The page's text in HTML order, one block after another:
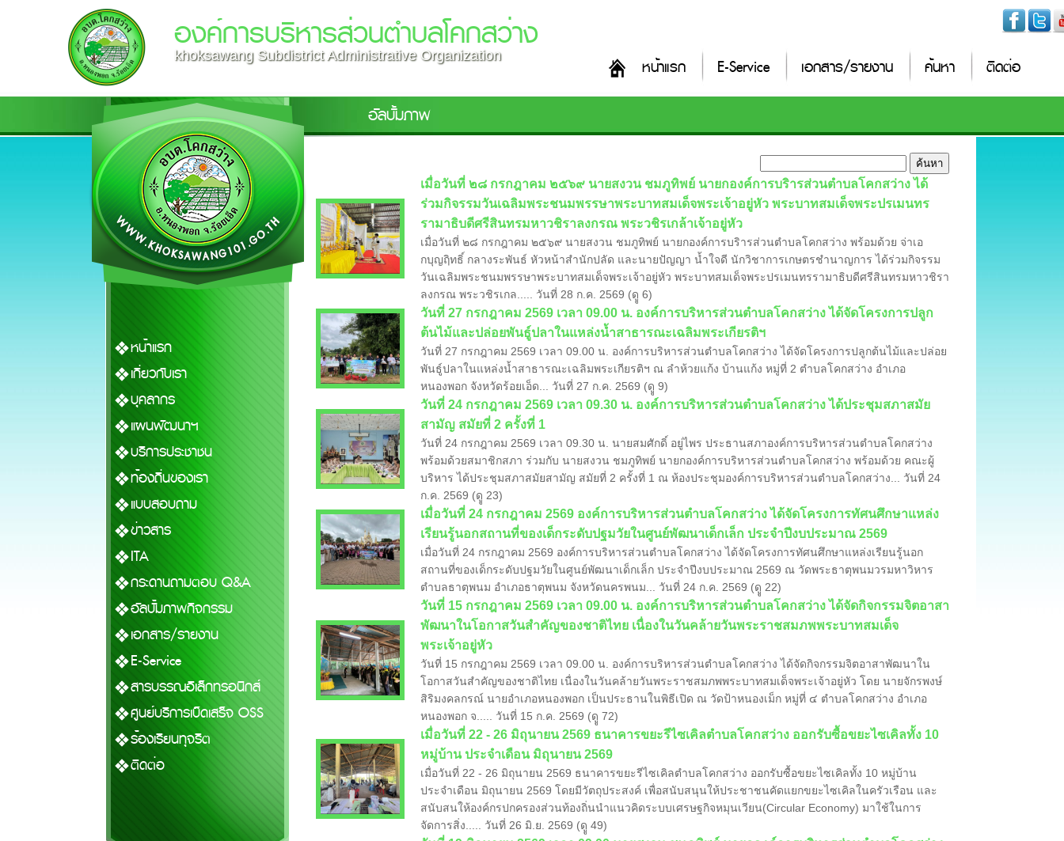
องค์การบริหารส่วนตำบลโคกสว่าง
khoksawang Subdistrict Administrative Organization
หน้าแรก E-Service เอกสาร/รายงาน ค้นหา ติดต่อ
อัลบั้มภาพ
หน้าแรก
เกี่ยวกับเรา
บุคลากร
แผนพัฒนาฯ
บริการประชาชน
ท้องถิ่นของเรา
แบบสอบถาม
ข่าวสาร
ITA
กระดานถามตอบ Q&A
อัลบั้มภาพกิจกรรม
เอกสาร/รายงาน
E-Service
สารบรรณอิเล็กทรอนิกส์
ศูนย์บริการเบ็ดเสร็จ OSS
ร้องเรียนทุจริต
ติดต่อ
เมื่อวันที่ ๒๘ กรกฎาคม ๒๕๖๙ นายสงวน ชมภูทิพย์ นายกองค์การบริารส่วนตำบลโคกสว่าง ได้
ร่วมกิจรรมวันเฉลิมพระชนมพรรษาพระบาทสมเด็จพระเจ้าอยู่หัว พระบาทสมเด็จพระปรเมนทร
รามาธิบดีศรีสินทรมหาวชิราลงกรณ พระวชิรเกล้าเจ้าอยู่หัว
เมื่อวันที่ ๒๘ กรกฎาคม ๒๕๖๙ นายสงวน ชมภูทิพย์ นายกองค์การบริารส่วนตำบลโคกสว่าง พร้อมด้วย จ่าเอ
กบุญฤิทธิ์ กลางระพันธ์ หัวหน้าสำนักปลัด และนายปัญญา น้ำใจดี นักวิชาการเกษตรชำนาญการ ได้ร่วมกิจรรม
วันเฉลิมพระชนมพรรษาพระบาทสมเด็จพระเจ้าอยู่หัว พระบาทสมเด็จพระปรเมนทรรามาธิบดีศรีสินทรมหาวชิรา
ลงกรณ พระวชิรเกล..... วันที่ 28 ก.ค. 2569 (ดูู 6)
​วันที่ 27 กรกฎาคม 2569 เวลา 09.00 น. องค์การบริหารส่วนตำบลโคกสว่าง ได้จัดโครงการปลูก
ต้นไม้และปล่อยพันธู์ปลาในแหล่งน้ำสาธารณะเฉลิมพระเกียรติฯ
วันที่ 27 กรกฎาคม 2569 เวลา 09.00 น. องค์การบริหารส่วนตำบลโคกสว่าง ได้จัดโครงการปลูกต้นไม้และปล่อย
พันธู์ปลาในแหล่งน้ำสาธารณะเฉลิมพระเกียรติฯ ณ ลำห้วยแก้ง บ้านแก้ง หมู่ที่ 2 ตำบลโคกสว่าง อำเภอ
หนองพอก จังหวัดร้อยเอ็ด... วันที่ 27 ก.ค. 2569 (ดูู 9)
​วันที่ 24 กรกฎาคม 2569 เวลา 09.30 น. องค์การบริหารส่วนตำบลโคกสว่าง ได้ประชุมสภาสมัย
สามัญ สมัยที่ 2 ครั้งที่ 1
วันที่ 24 กรกฎาคม 2569 เวลา 09.30 น. นายสมศักดิ์ อยู่ไพร ประธานสภาองค์การบริหารส่วนตำบลโคกสว่าง
พร้อมด้วยสมาชิกสภา ร่วมกับ นายสงวน ชมภูทิพย์ นายกองค์การบริหารส่วนตำบลโคกสว่าง พร้อมด้วย คณะผู้
บริหาร ได้ประชุมสภาสมัยสามัญ สมัยที่ 2 ครั้งที่ 1 ณ ห้องประชุมองค์การบริหารส่วนตำบลโคกสว่าง... วันที่ 24
ก.ค. 2569 (ดูู 23)
​เมื่อวันที่ 24 กรกฎาคม 2569 องค์การบริหารส่วนตำบลโคกสว่าง ได้จัดโครงการทัศนศึกษาแหล่ง
เรียนรู้นอกสถานที่ของเด็กระดับปฐมวัยในศูนย์พัฒนาเด็กเล็ก ประจำปีงบประมาณ 2569
เมื่อวันที่ 24 กรกฎาคม 2569 องค์การบริหารส่วนตำบลโคกสว่าง ได้จัดโครงการทัศนศึกษาแหล่งเรียนรู้นอก
สถานที่ของเด็กระดับปฐมวัยในศูนย์พัฒนาเด็กเล็ก ประจำปีงบประมาณ 2569 ณ วัดพระธาตุพนมวรมหาวิหาร
ตำบลธาตุพนม อำเภอธาตุพนม จังหวัดนครพนม... วันที่ 24 ก.ค. 2569 (ดูู 22)
​วันที่ 15 กรกฎาคม 2569 เวลา 09.00 น. องค์การบริหารส่วนตำบลโคกสว่าง ได้จัดกิจกรรมจิตอาสา
พัฒนาในโอกาสวันสำคัญของชาติไทย เนื่องในวันคล้ายวันพระราชสมภพพระบาทสมเด็จ
พระเจ้าอยู่หัว
วันที่ 15 กรกฎาคม 2569 เวลา 09.00 น. องค์การบริหารส่วนตำบลโคกสว่าง ได้จัดกิจกรรมจิตอาสาพัฒนาใน
โอกาสวันสำคัญของชาติไทย เนื่องในวันคล้ายวันพระราชสมภพพระบาทสมเด็จพระเจ้าอยู่หัว โดย นายจักรพงษ์
สิริมงคลกรณ์ นายอำเภอหนองพอก เป็นประธานในพิธีเปิด ณ วัดป้าหนองเม็ก หมู่ที่ ๔ ตำบลโคกสว่าง อำเภอ
หนองพอก จ..... วันที่ 15 ก.ค. 2569 (ดูู 72)
เมื่อวันที่ 22 - 26 มิถุนายน 2569 ธนาคารขยะรีไซเคิลตำบลโคกสว่าง ออกรับซื้อขยะไซเคิลทั้ง 10
หมู่บ้าน ประจำเดือน มิถุนายน 2569
เมื่อวันที่ 22 - 26 มิถุนายน 2569 ธนาคารขยะรีไซเคิลตำบลโคกสว่าง ออกรับซื้อขยะไซเคิลทั้ง 10 หมู่บ้าน
ประจำเดือน มิถุนายน 2569 โดยมีวัตถุประสงค์ เพื่อสนับสนุนให้ประชาชนคัดแยกขยะไซเคิลในครัวเรือน และ
สนับสนให้องค์กรปกครองส่วนท้องถิ่นนำแนวคิดระบบเศรษฐกิจหมุนเวียน(Circular Economy) มาใช้ในการ
จัดการสิ่ง..... วันที่ 26 มิ.ย. 2569 (ดูู 49)